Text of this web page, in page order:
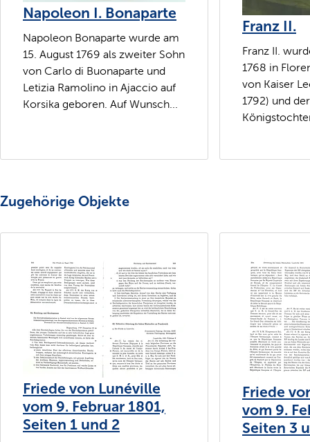
Napoleon I. Bonaparte
Napoleon Bonaparte wurde am
15. August 1769 als zweiter Sohn
von Carlo di Buonaparte und
Letizia Ramolino in Ajaccio auf
Korsika geboren. Auf Wunsch...
Franz II.
Franz II.
1768 in
von Kaiser
1792) und
Zugehörige Objekte
Friede von Lunéville
vom 9. Februar 1801,
Seiten 1 und 2
Friede
vom 9.
Seiten 3